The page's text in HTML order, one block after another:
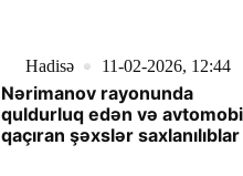
Hadisə 11-02-2026, 12:44
Nərimanov rayonunda
quldurluq edən və
qaçıran şəxslər saxlanılıblar